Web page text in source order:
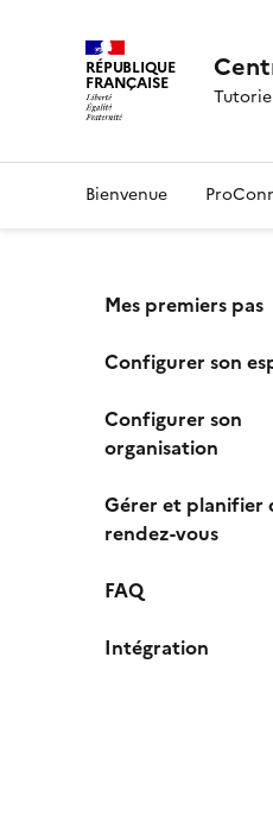
RÉPUBLIQUE
FRANÇAISE
Bienvenue
Mes premiers pas
Configurer son
Configurer son
organisation
Gérer et planifier
rendez-vous
FAQ
Intégration